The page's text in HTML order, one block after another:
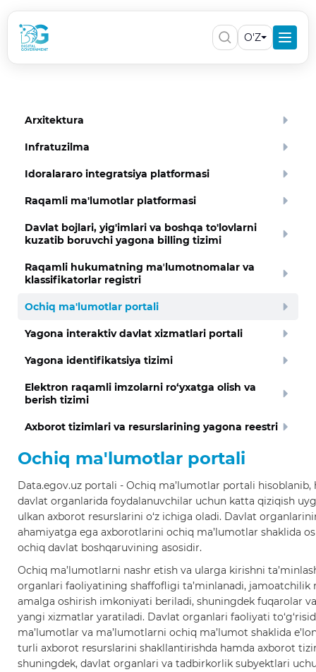
O'Z
Arxitektura
Infratuzilma
Idoralararo integratsiya platformasi
Raqamli ma'lumotlar platformasi
Davlat bojlari, yig'imlari va boshqa to'lovlarni
kuzatib boruvchi yagona billing tizimi
Raqamli hukumatning maʼlumotnomalar va
klassifikatorlar registri
Ochiq ma'lumotlar portali
Yagona interaktiv davlat xizmatlari portali
Yagona identifikatsiya tizimi
Elektron raqamli imzolarni ro‘yxatga olish va
berish tizimi
Axborot tizimlari va resurslarining yagona reestri
Ochiq ma'lumotlar portali
Data.egov.uz portali - Ochiq ma’lumotlar portali hisoblanib,
davlat organlarida foydalanuvchilar uchun katta qiziqish
ulkan axborot resurslarini o‘z ichiga oladi. Davlat
ahamiyatga ega axborotlarini ochiq ma’lumotlar shaklida
ochiq davlat boshqaruvining asosidir.
Ochiq ma’lumotlarni nashr etish va ularga kirishni
organlari faoliyatining shaffofligi ta’minlanadi, jamoatchilik
amalga oshirish imkoniyati beriladi, shuningdek fuqarolar
yangi xizmatlar yaratiladi. Davlat organlari faoliyati
ma’lumotlar va ma’lumotlarni ochiq ma’lumot shaklida
turli axborot resurslarini shakllantirishda hamda axborot
shuningdek, davlat organlari va tadbirkorlik subyektlari